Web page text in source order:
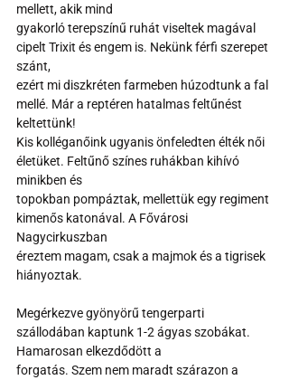
mellett, akik mind
gyakorló terepszínű ruhát viseltek magával
cipelt Trixit és engem is. Nekünk férfi szerepet
szánt,
ezért mi diszkréten farmeben húzodtunk a fal
mellé. Már a reptéren hatalmas feltűnést
keltettünk!
Kis kolléganőink ugyanis önfeledten élték női
életüket. Feltűnő színes ruhákban kihívó
minikben és
topokban pompáztak, mellettük egy regiment
kimenős katonával. A Fővárosi
Nagycirkuszban
éreztem magam, csak a majmok és a tigrisek
hiányoztak.
Megérkezve gyönyörű tengerparti
szállodában kaptunk 1-2 ágyas szobákat.
Hamarosan elkezdődött a
forgatás. Szem nem maradt szárazon a